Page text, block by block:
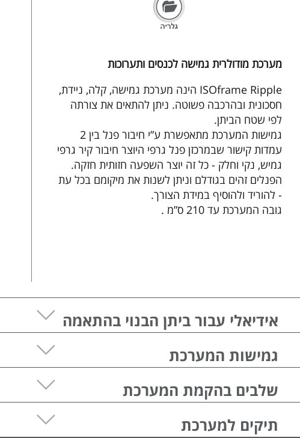
ותערוכות
מערכת מודולרית גמישה לכנסים ותערוכות
ISOframe Ripple הינה מערכת גמישה, קלה, ניידת,
חסכונית ובהרכבה פשוטה. ניתן להתאים את צורתה
לפי שטח הביתן.
גמישות המערכת מתאפשרת ע”י חיבור פנל בין 2
עמדות קישור שבמרכזן פנל גרפי היוצר חיבור קיר גרפי
גמיש, נקי וחלק - כל זה יוצר השפעה חזותית חזקה.
הפנלים זהים בגודלם וניתן לשנות את מיקומם בכל עת
- להוריד ולהוסיף במידת הצורך.
גובה המערכת עד 210 ס”מ .
אידיאלי עבור ביתן הבנוי בהתאמה
רוצה ומאפשר לך גמישות מרבית ע”י הוספה או
הסרה של פנלים לפי שטח התצוגה. כל זאת עלמנת
שיתאים לצרכים שלך.
הפנלים הינם זהים בגודלם.
גמישות המערכת
ניתן ליצור כמה וריאציות שונות.
שלבים בהקמת המערכת
- פטנט היחודי לנו. לא דרושים ברגים ואומים.
תיקים למערכת